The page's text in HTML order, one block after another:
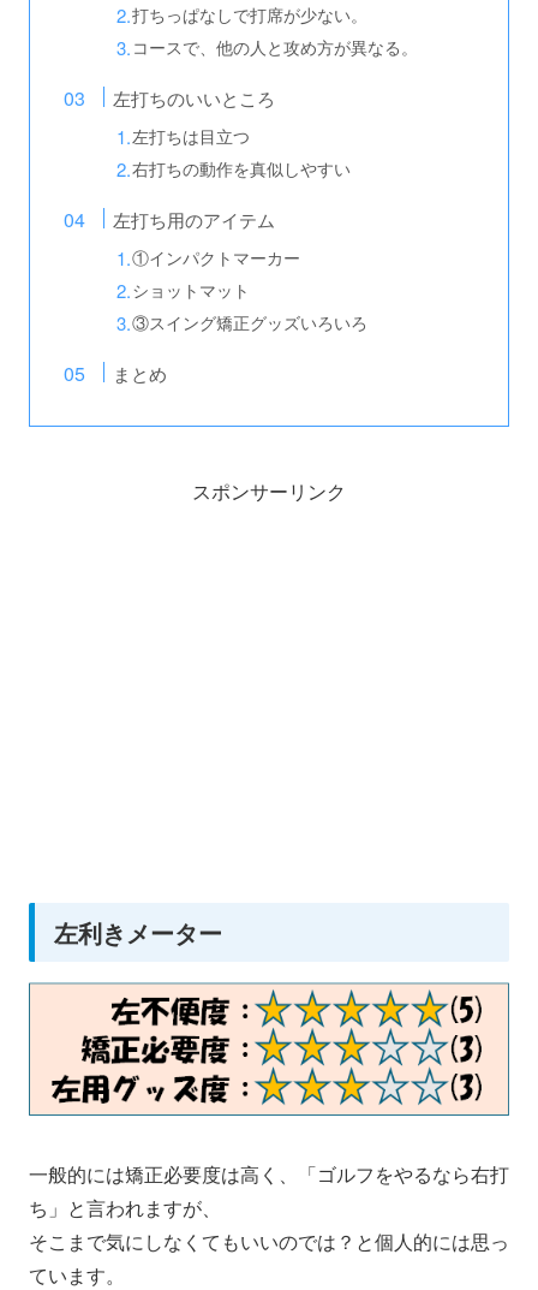
打ちっぱなしで打席が少ない。
コースで、他の人と攻め方が異なる。
左打ちのいいところ
左打ちは目立つ
右打ちの動作を真似しやすい
左打ち用のアイテム
①インパクトマーカー
ショットマット
③スイング矯正グッズいろいろ
まとめ
スポンサーリンク
左利きメーター
一般的には矯正必要度は高く、「ゴルフをやるなら右打
ち」と言われますが、
そこまで気にしなくてもいいのでは？と個人的には思っ
ています。